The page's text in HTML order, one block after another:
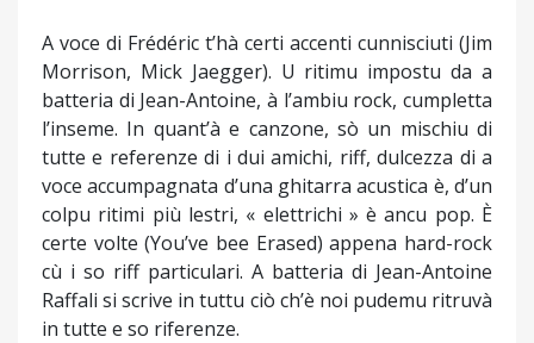
A voce di Frédéric t’hà certi accenti cunnisciuti (Jim
Morrison, Mick Jaegger). U ritimu impostu da a
batteria di Jean-Antoine, à l’ambiu rock, cumpletta
l’inseme. In quant’à e canzone, sò un mischiu di
tutte e referenze di i dui amichi, riff, dulcezza di a
voce accumpagnata d’una ghitarra acustica è, d’un
colpu ritimi più lestri, « elettrichi » è ancu pop. È
certe volte (You’ve bee Erased) appena hard-rock
cù i so riff particulari. A batteria di Jean-Antoine
Raffali si scrive in tuttu ciò ch’è noi pudemu ritruvà
in tutte e so riferenze.